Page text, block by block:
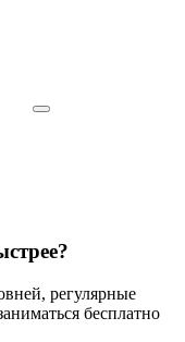
регулярные
бесплатно